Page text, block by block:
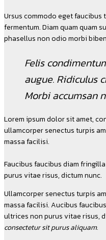
Ursus commodo eget faucibus
fermentum. Diam quam quam
phasellus non odio morbi
Felis
augue. Ridiculus
Morbi accumsan
Lorem ipsum dolor sit amet,
ullamcorper senectus turpis
massa facilisi.
Faucibus faucibus diam
purus vitae risus, dictum nunc.
Ullamcorper senectus turpis
massa facilisi. Aucibus
ultrices non purus vitae risus,
consectetur sit purus aliquam.